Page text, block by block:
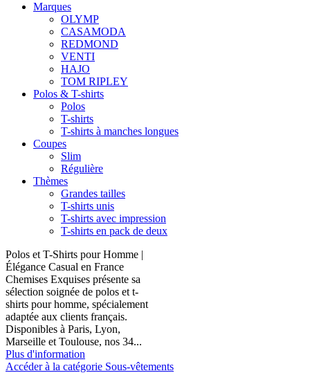
Marques
OLYMP
CASAMODA
REDMOND
VENTI
HAJO
TOM RIPLEY
Polos & T-shirts
Polos
T-shirts
T-shirts à manches longues
Coupes
Slim
Régulière
Thèmes
Grandes tailles
T-shirts unis
T-shirts avec impression
T-shirts en pack de deux
Polos et T-Shirts pour Homme |
Élégance Casual en France
Chemises Exquises présente sa
sélection soignée de polos et t-
shirts pour homme, spécialement
adaptée aux clients français.
Disponibles à Paris, Lyon,
Marseille et Toulouse, nos 34...
Plus d'information
Accéder à la catégorie Sous-vêtements